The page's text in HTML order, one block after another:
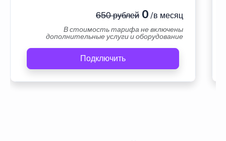
650 рублей0 /в месяц
В стоимость тарифа не включены
дополнительные услуги и оборудование
Подключить